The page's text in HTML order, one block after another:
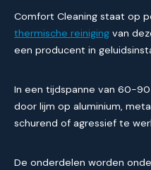
Comfort Cleaning staat op
thermische reiniging van
een producent in
In een tijdspanne van 60-
door lijm op aluminium,
schurend of agressief te
De onderdelen worden